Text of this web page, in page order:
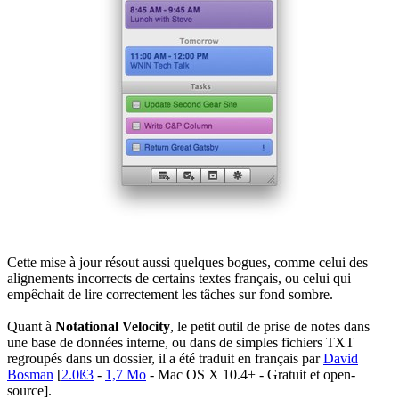
Cette mise à jour résout aussi quelques bogues, comme celui des
alignements incorrects de certains textes français, ou celui qui
empêchait de lire correctement les tâches sur fond sombre.
Quant à Notational Velocity, le petit outil de prise de notes dans
une base de données interne, ou dans de simples fichiers TXT
regroupés dans un dossier, il a été traduit en français parDavid
Bosman [2.0ß3 - 1,7 Mo - Mac OS X 10.4+ - Gratuit et open-
source].